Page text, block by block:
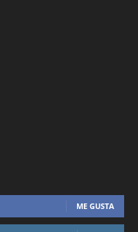
ME GUSTA